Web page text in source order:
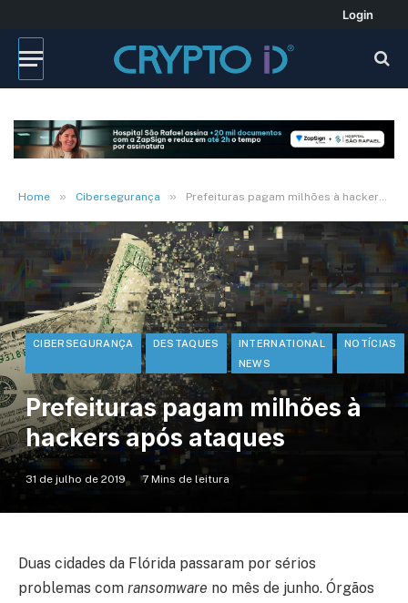
Login
Home » Cibersegurança » Prefeituras pagam milhões à hackers após ataques
CIBERSEGURANÇA DESTAQUES
INTERNATIONAL
NEWS
NOTÍCIAS
Prefeituras pagam milhões à
hackers após ataques
31 de julho de 2019 7 Mins de leitura
Duas cidades da Flórida passaram por sérios
problemas com ransomware no mês de junho. Órgãos